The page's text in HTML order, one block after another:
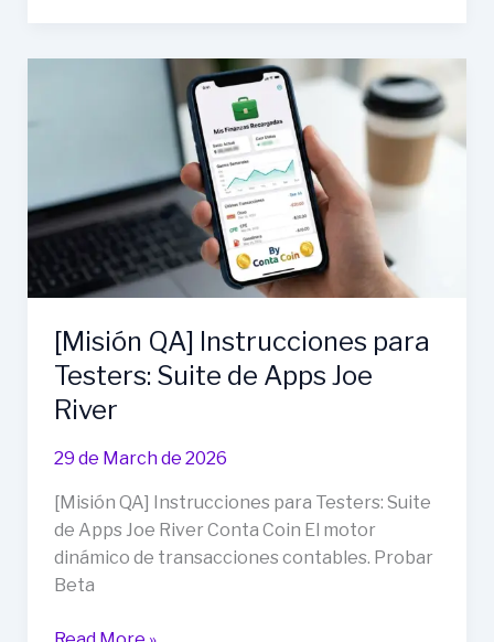
Guitarra
del
cubo
de
rubik
(((que
ní
IA
lo
pudo
resolver)))
para
y
[Misión QA] Instrucciones para
Testers: Suite de Apps Joe
River
29 de March de 2026
[Misión QA] Instrucciones para Testers: Suite
de Apps Joe River Conta Coin El motor
dinámico de transacciones contables. Probar
Beta